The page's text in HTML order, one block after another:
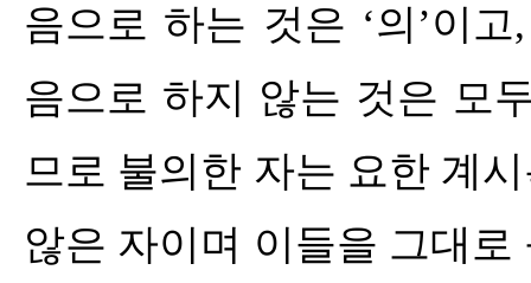
음으로 하는 것은 ‘의 ’이고
음으로 하지 않는 것은 모
므로 불의한 자는 요한 계
않은 자이며 이들을 그대